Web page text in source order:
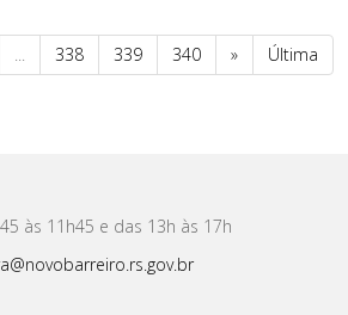
338 339 340 » Última
às 11h45 e das 13h às 17h